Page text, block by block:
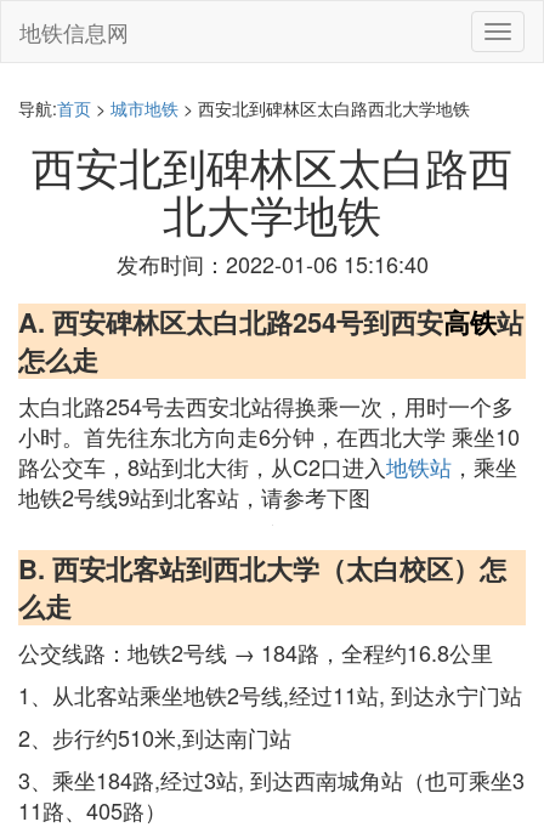
切
换
地铁信息网
导航:首页 > 城市地铁 > 西安北到碑林区太白路西北大学地铁
西安北到碑林区太白路西
北大学地铁
发布时间：2022-01-06 15:16:40
A. 西安碑林区太白北路254号到西安高铁站
怎么走
太白北路254号去西安北站得换乘一次，用时一个多
小时。首先往东北方向走6分钟，在西北大学 乘坐10
路公交车，8站到北大街，从C2口进入地铁站 ，乘坐
地铁2号线9站到北客站，请参考下图
B. 西安北客站到西北大学（太白校区）怎
么走
公交线路：地铁2号线 → 184路，全程约16.8公里
1、从北客站乘坐地铁2号线,经过11站, 到达永宁门站
2、步行约510米,到达南门站
3、乘坐184路,经过3站, 到达西南城角站（也可乘坐3
11路、405路）